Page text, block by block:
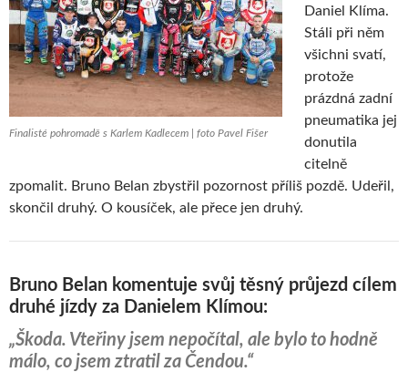
Finalisté pohromadě s Karlem Kadlecem | foto Pavel Fišer
Daniel Klíma.
Stáli při něm
všichni svatí,
protože
prázdná zadní
pneumatika jej
donutila
citelně
zpomalit. Bruno Belan zbystřil pozornost příliš pozdě. Udeřil,
skončil druhý. O kousíček, ale přece jen druhý.
Bruno Belan komentuje svůj těsný průjezd cílem
druhé jízdy za Danielem Klímou:
„Škoda. Vteřiny jsem nepočítal, ale bylo to hodně
málo, co jsem ztratil za Čendou.“